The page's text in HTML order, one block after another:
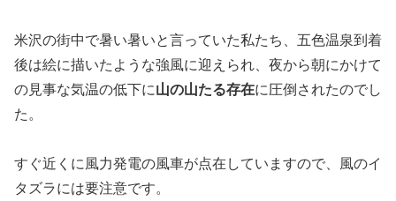
料金とそこまで大きく変わらないかな(笑)
金額ではなく、オープン前のキャンプ場に泊まれるという
特別
近所の桜も盛大に散り始めて暑いくらいの日が続いていた